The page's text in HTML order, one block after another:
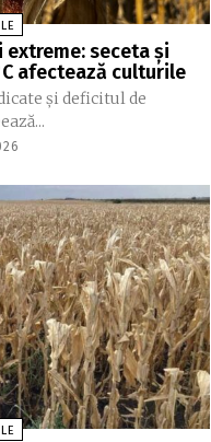
extreme: seceta și
afectează culturile
și deficitul de